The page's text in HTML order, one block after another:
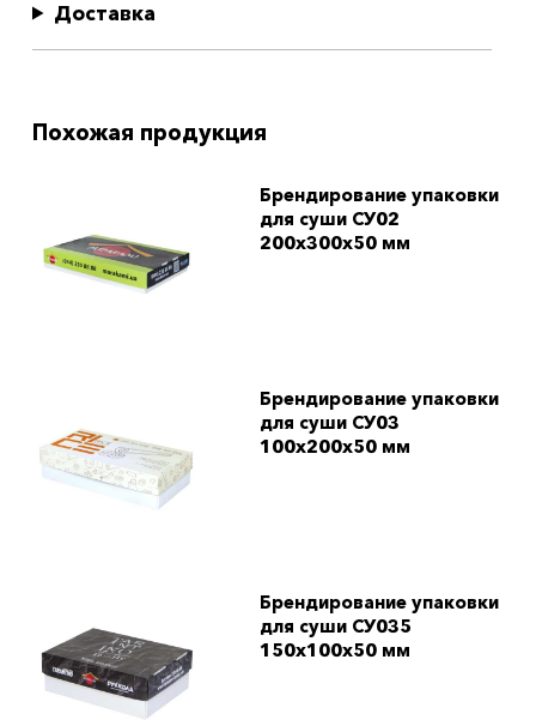
Доставка
Похожая продукция
Брендирование упаковки
для суши СУ02
200x300x50 мм
Брендирование упаковки
для суши СУ03
100x200x50 мм
Брендирование упаковки
для суши СУ035
150x100x50 мм